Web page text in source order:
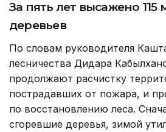
За пять лет высажено
деревьев
По словам руководителя
лесничества Дидара
продолжают расчистку
пострадавших от пожара, и
по восстановлению леса.
сгоревшие деревья, зимой